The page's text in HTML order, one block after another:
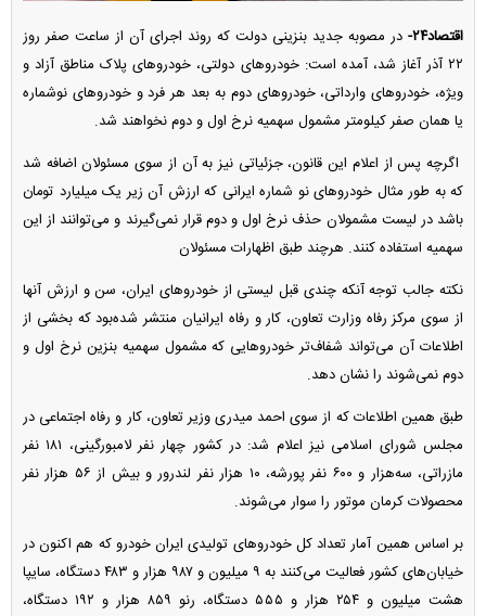
اقتصاد۲۴-
در مصوبه جدید بنزینی دولت که روند اجرای آن از ساعت صفر روز
۲۲ آذر آغاز شد، آمده است: خودرو‌های دولتی، خودرو‌های پلاک مناطق آزاد و
ویژه، خودرو‌های وارداتی، خودرو‌های دوم به بعد هر فرد و خودرو‌های نوشماره
یا همان صفر کیلومتر مشمول سهمیه نرخ اول و دوم نخواهند شد.
اگرچه پس از اعلام این قانون، جزئیاتی نیز به آن از سوی مسئولان اضافه شد
که به طور مثال خودرو‌های نو شماره ایرانی که ارزش آن زیر یک میلیارد تومان
باشد در لیست مشمولان حذف نرخ اول و دوم قرار نمی‌گیرند و می‌توانند از این
سهمیه استفاده کنند. هرچند طبق اظهارات مسئولان
نکته جالب توجه آنکه چندی قبل لیستی از خودرو‌های ایران، سن و ارزش آنها
از سوی مرکز رفاه وزارت تعاون، کار و رفاه ایرانیان منتشر شده‌بود که بخشی از
اطلاعات آن می‌تواند شفاف‌تر خودرو‌هایی که مشمول سهمیه بنزین نرخ اول و
دوم نمی‌شوند را نشان دهد.
طبق همین اطلاعات که از سوی احمد میدری وزیر تعاون، کار و رفاه اجتماعی در
مجلس شورای اسلامی نیز اعلام شد: در کشور چهار نفر لامبورگینی، ۱۸۱ نفر
مازراتی، سه‌هزار و ۶۰۰ نفر پورشه، ۱۰ هزار نفر لندرور و بیش از ۵۶ هزار نفر
محصولات کرمان موتور را سوار می‌شوند.
بر اساس همین آمار تعداد کل خودرو‌های تولیدی ایران خودرو که هم اکنون در
خیابان‌های کشور فعالیت می‌کنند به ۹ میلیون و ۹۸۷ هزار و ۴۸۳ دستگاه، سایپا
هشت میلیون و ۲۵۴ هزار و ۵۵۵ دستگاه، رنو ۸۵۹ هزار و ۱۹۲ دستگاه،